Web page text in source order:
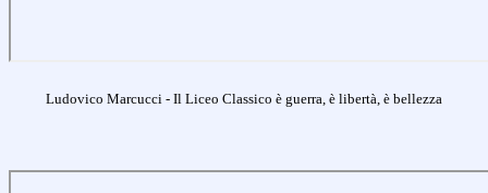
Ludovico Marcucci - Il Liceo Classico è guerra, è libertà, è bellezza